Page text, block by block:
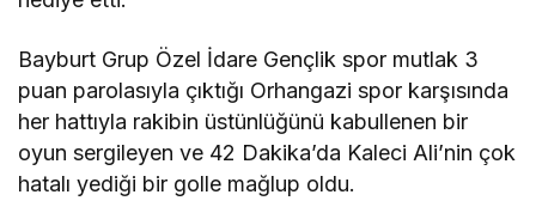
Bayburt Grup Özel İdare Gençlik spor mutlak 3
puan parolasıyla çıktığı Orhangazi spor karşısında
her hattıyla rakibin üstünlüğünü kabullenen bir
oyun sergileyen ve 42 Dakika’da Kaleci Ali’nin çok
hatalı yediği bir golle mağlup oldu.